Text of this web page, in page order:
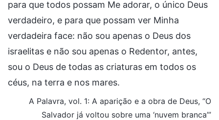
para que todos possam Me adorar, o único Deus
verdadeiro, e para que possam ver Minha
verdadeira face: não sou apenas o Deus dos
israelitas e não sou apenas o Redentor, antes,
sou o Deus de todas as criaturas em todos os
céus, na terra e nos mares.
A Palavra, vol. 1: A aparição e a obra de Deus, “O
Salvador já voltou sobre uma ‘nuvem branca’”